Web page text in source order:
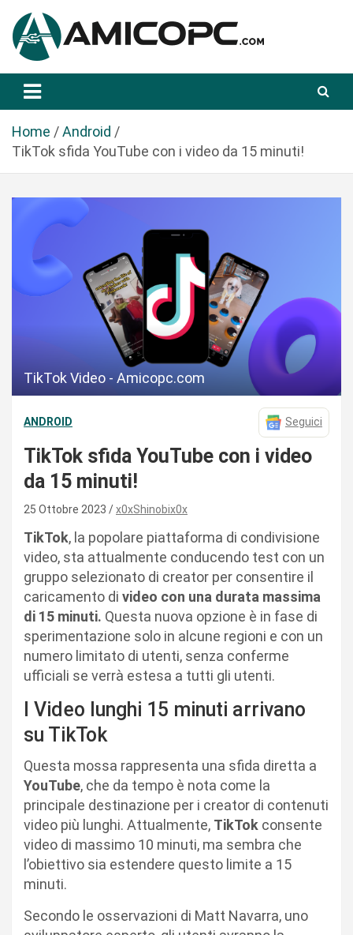
a
Amicopc.com
Home
Android
TikTok sfida YouTube con i video da 15 minuti!
TikTok Video - Amicopc.com
ANDROID Seguici
TikTok sfida YouTube con i video
da 15 minuti!
25 Ottobre 2023 x0xShinobix0x
TikTok, la popolare piattaforma di condivisione
video, sta attualmente conducendo test con un
gruppo selezionato di creator per consentire il
caricamento di video con una durata massima
di 15 minuti. Questa nuova opzione è in fase di
sperimentazione solo in alcune regioni e con un
numero limitato di utenti, senza conferme
ufficiali se verrà estesa a tutti gli utenti.
I Video lunghi 15 minuti arrivano
su TikTok
Questa mossa rappresenta una sfida diretta a
YouTube, che da tempo è nota come la
principale destinazione per i creator di contenuti
video più lunghi. Attualmente, TikTok consente
video di massimo 10 minuti, ma sembra che
l’obiettivo sia estendere questo limite a 15
minuti.
Secondo le osservazioni di Matt Navarra, uno